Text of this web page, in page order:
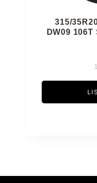
315/
DW09